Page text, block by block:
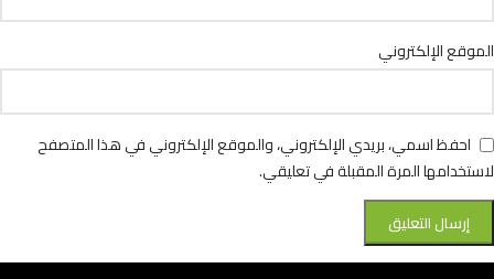
الموقع الإلكتروني
احفظ اسمي، بريدي الإلكتروني، والموقع الإلكتروني في هذا المتصفح
لاستخدامها المرة المقبلة في تعليقي.